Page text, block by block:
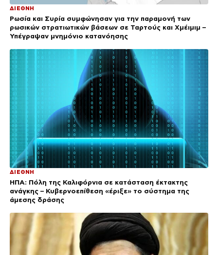
ΔΙΕΘΝΗ
Ρωσία και Συρία συμφώνησαν για την παραμονή των
ρωσικών στρατιωτικών βάσεων σε Ταρτούς και Χμέιμιμ –
Υπέγραψαν μνημόνιο κατανόησης
ΔΙΕΘΝΗ
ΗΠΑ: Πόλη της Καλιφόρνια σε κατάσταση έκτακτης
ανάγκης – Κυβερνοεπίθεση «έριξε» το σύστημα της
άμεσης δράσης